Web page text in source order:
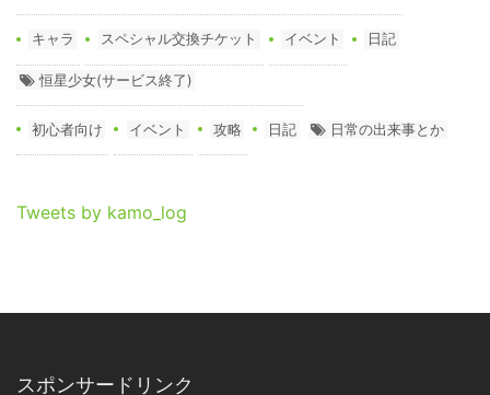
キャラ スペシャル交換チケット イベント 日記
恒星少女(サービス終了)
初心者向け イベント 攻略 日記 日常の出来事とか
Tweets by kamo_log
スポンサードリンク